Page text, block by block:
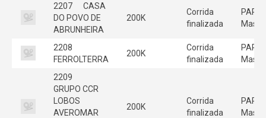
2207
CASA
DO POVO DE
ABRUNHEIRA
200K
Corrida
finalizada
2208
FERROLTERRA
200K
Corrida
finalizada
2209
GRUPO CCR
LOBOS
AVEROMAR
200K
Corrida
finalizada